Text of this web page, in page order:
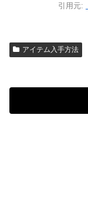
引用元:
アイテム入手方法